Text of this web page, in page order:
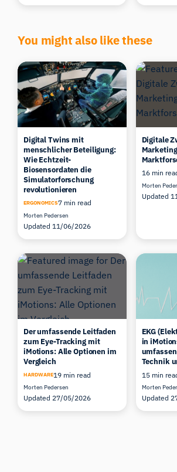
You might also like these
Digital Twins mit
menschlicher Beteiligung:
Wie Echtzeit-
Biosensordaten die
Simulatorforschung
revolutionieren
ERGONOMICS7 min read
Morten Pedersen
Updated 11/06/2026
Digitale
16 min
Morten
Updated
Der umfassende Leitfaden
zum Eye-Tracking mit
iMotions: Alle Optionen im
Vergleich
HARDWARE19 min read
Morten Pedersen
Updated 27/05/2026
EKG
in
Technik
15 min
Morten
Updated